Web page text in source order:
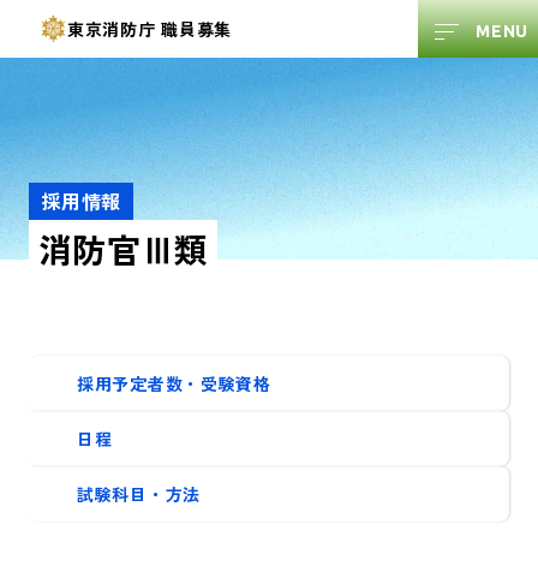
東京消防庁職員募集
採用情報
消防官Ⅲ類
採用予定者数・受験資格
日程
試験科目・方法